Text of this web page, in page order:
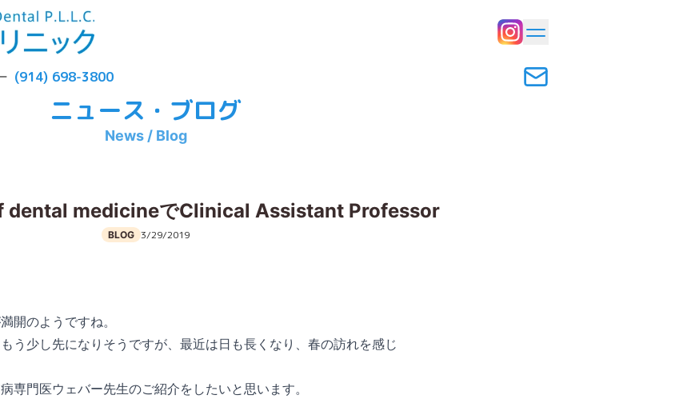
(914) 698-3800
ニュース・ブログ
News / Blog
dental medicineでClinical Assistant Professor
BLOG 3/29/2019
開のようですね。
う少し先になりそうですが、最近は日も長くなり、春の訪れを感じ
専門医ウェバー先生のご紹介をしたいと思います。